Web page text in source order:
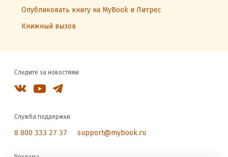
Опубликовать книгу на MyBook и Литрес
Книжный вызов
Следите за новостями
Служба поддержки
8 800 333 27 37 support@mybook.ru